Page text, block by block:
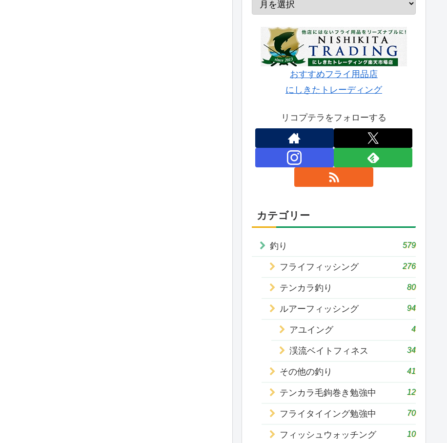
おすすめフライ用品店
にしきたトレーディング
リコプテラをフォローする
カテゴリー
釣り 579
フライフィッシング 276
テンカラ釣り 80
ルアーフィッシング 94
アユイング 4
渓流ベイトフィネス 34
その他の釣り 41
テンカラ毛鉤巻き勉強中 12
フライタイイング勉強中 70
フィッシュウォッチング 10